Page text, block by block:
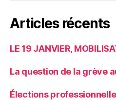
Articles récents
LE 19 JANVIER,
La question de la grève
Élections